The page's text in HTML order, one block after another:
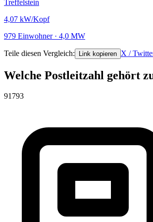
Treffelstein
4,07 kW/Kopf
979 Einwohner · 4,0 MW
Teile diesen Vergleich: Link kopieren X /
Welche Postleitzahl gehört
91793